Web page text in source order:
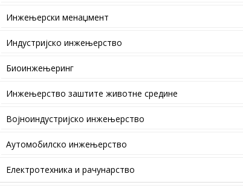
Инжењерски менаџмент
Индустријско инжењерство
Биоинжењеринг
Инжењерство заштите животне средине
Војноиндустријско инжењерство
Аутомобилско инжењерство
Електротехника и рачунарство